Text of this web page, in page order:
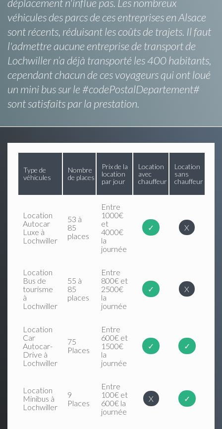
déplacement n'influe pas. Les nombreux
véhicules des parcs de ces entreprises en Alsace
sont récents, réduisant les coûts de trajets. Il faut
l'admettre aucune entreprise de transport de
Lochwiller n’a déjà transporté les 400 habitants,
cependant chacun de ces voyageurs qui ont loué
un mini bus sur le #codePostalDepartement#
sont satisfaits par la prestation.
Type de
véhicules
Nombre
de places
Prix de la
location
par jour
Location
avec
chauffeur
Location
sans
chauffeur
Location
Autocar
Luxe à
Lochwiller
53 à
85
places
Entre
1000€
et
4000€
la
journée
✓ X
Location
Bus de
tourisme
à
Lochwiller
55 à
85
places
Entre
800€ et
2500€
la
journée
✓ X
Location
Car
Autocar-
Drive à
Lochwiller
75
Places
Entre
600€ et
1500€
la
journée
✓ ✓
Location
Minibus à
Lochwiller
9
Places
Entre
100€ et
600€ la
journée
X ✓